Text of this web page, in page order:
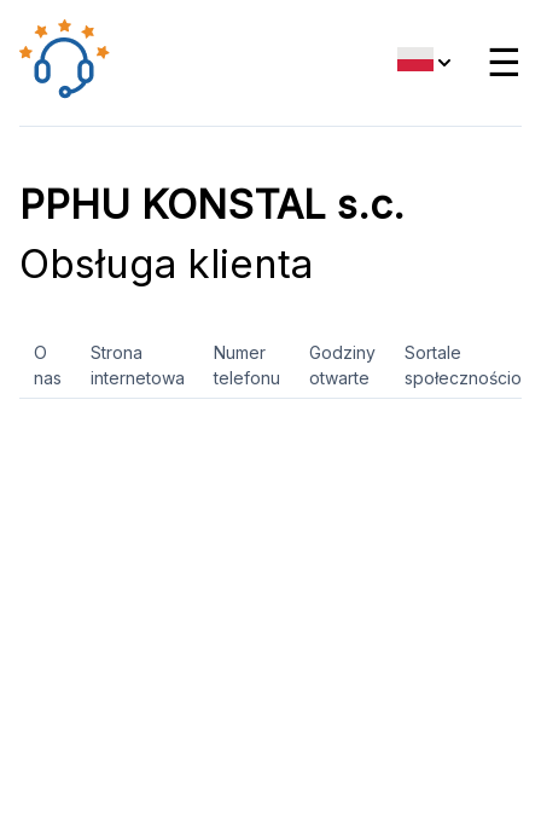
☰
PPHU KONSTAL s.c.
Obsługa klienta
O
nas
Strona
internetowa
Numer
telefonu
Godziny
otwarte
Sortale